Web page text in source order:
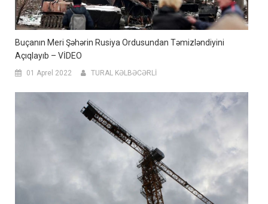
Buçanın Meri Şəhərin Rusiya Ordusundan Təmizləndiyini
Açıqlayıb – VİDEO
01 Aprel 2022 TURAL KƏLBƏCƏRLİ